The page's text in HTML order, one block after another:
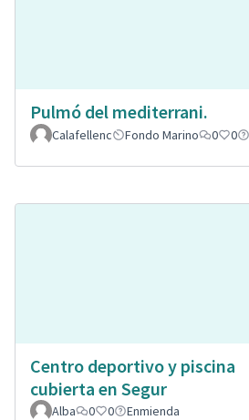
Pulmó del mediterrani.
Calafellenc
Fondo Marino 0 0
Centro deportivo y piscina
cubierta en Segur
Alba
0 0 Enmienda